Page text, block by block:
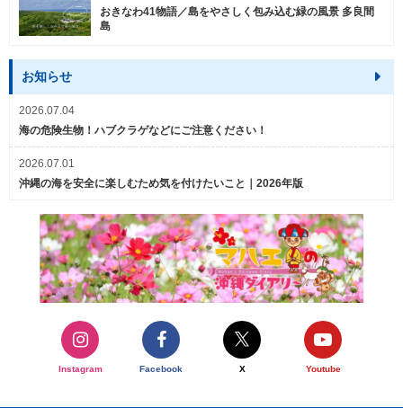
おきなわ41物語／島をやさしく包み込む緑の風景 多良間
島
お知らせ
2026.07.04
海の危険生物！ハブクラゲなどにご注意ください！
2026.07.01
沖縄の海を安全に楽しむため気を付けたいこと｜2026年版
Instagram Facebook X Youtube